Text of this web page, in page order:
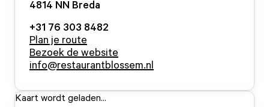
4814 NN Breda
+31 76 303 8482
Plan je route
Bezoek de website
info@restaurantblossem.nl
Kaart wordt geladen...